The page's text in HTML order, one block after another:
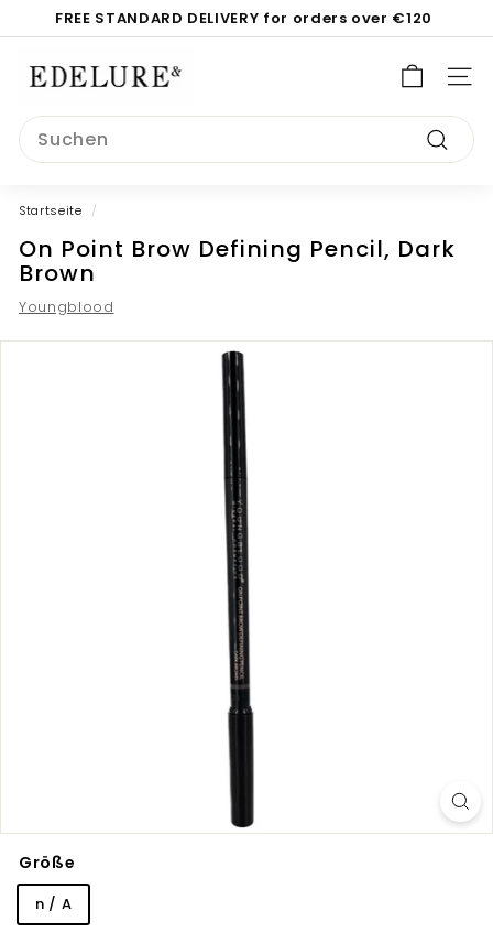
zum
Pause
FREE STANDARD DELIVERY for orders over €120
E
d
e
l
r
e.
c
o
m
Search
Suchen
Startseite /
On Point Brow Defining Pencil, Dark
Brown
Youngblood
Größe
n / A